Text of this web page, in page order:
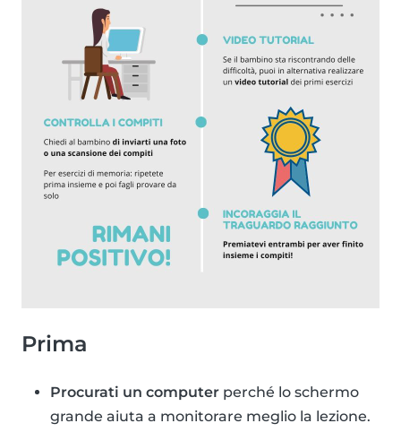
Prima
Procurati un computer perché lo schermo
grande aiuta a monitorare meglio la lezione.